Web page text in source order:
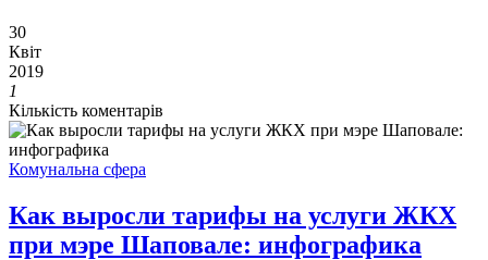
30
Квіт
2019
1
Кількість коментарів
Комунальна сфера
Как выросли тарифы на услуги ЖКХ
при мэре Шаповале: инфографика